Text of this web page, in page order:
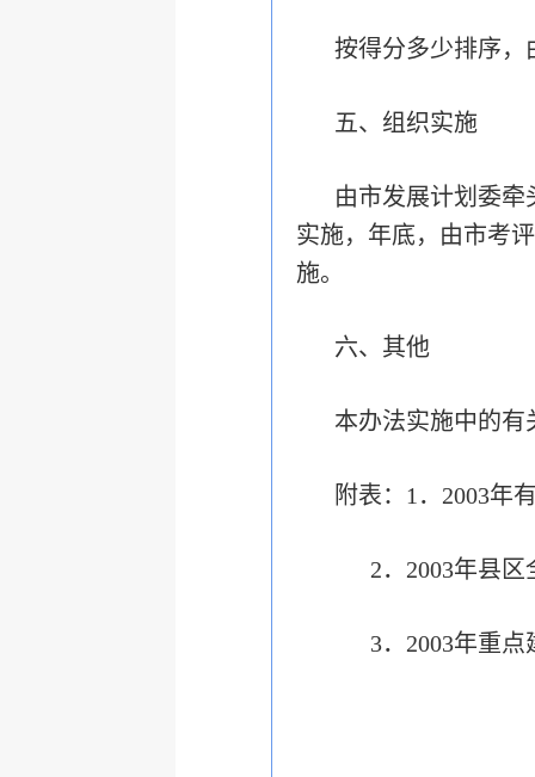
按得分多少排序，
五、组织实施
由市发展计划委
实施，年底，由市考
施。
六、其他
本办法实施中的有
附表：1．2003年
2．2003年县区
3．2003年重点